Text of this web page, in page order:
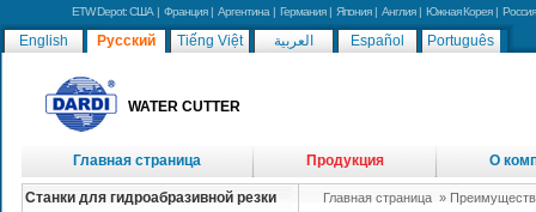
ETW Depot:США | Франция| Аргентина | Германия| Япония| Англия| Южная Корея| Россия
English Русский Tiếng Việt العربية Español Português
WATER CUTTER
Главная страница Продукция
О
Новость
Станки для гидроабразивной резки
Главная страница »